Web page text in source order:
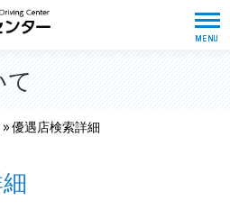
て
>> 優遇店検索詳細